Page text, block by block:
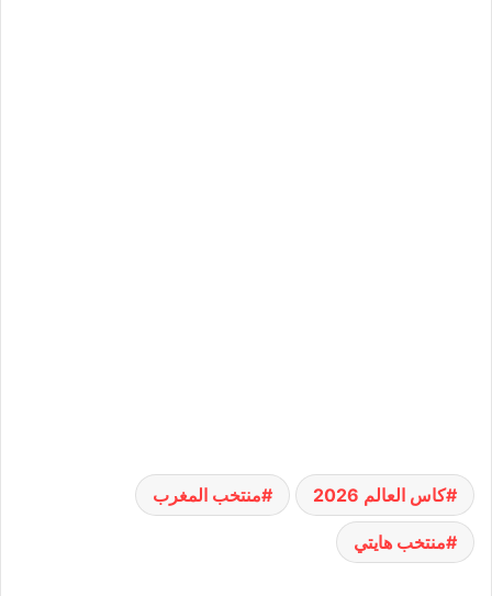
كاس العالم 2026 منتخب المغرب
منتخب هايتي